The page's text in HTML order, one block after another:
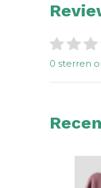
0 sterren